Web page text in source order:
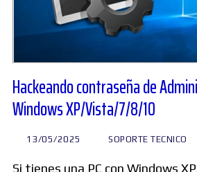
Hackeando contraseña de
Windows XP/Vista/7/8/10
13/05/2025 SOPORTE TECNICO
Si tienes una PC con Windows